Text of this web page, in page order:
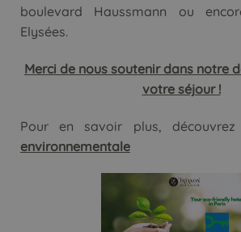
boulevard Haussmann ou
Elysées.
Merci de nous soutenir dans notre
votre séjour !
Pour en savoir plus,
environnementale